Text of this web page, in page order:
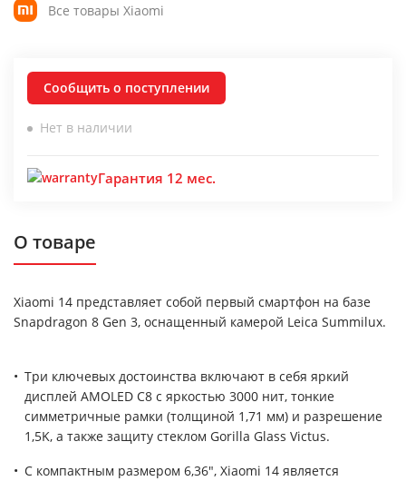
Все товары Xiaomi
Сообщить о поступлении
Нет в наличии
Гарантия 12 мес.
О товаре
Xiaomi 14 представляет собой первый смартфон на базе
Snapdragon 8 Gen 3, оснащенный камерой Leica Summilux.
Три ключевых достоинства включают в себя яркий
дисплей AMOLED C8 с яркостью 3000 нит, тонкие
симметричные рамки (толщиной 1,71 мм) и разрешение
1,5K, а также защиту стеклом Gorilla Glass Victus.
С компактным размером 6,36", Xiaomi 14 является